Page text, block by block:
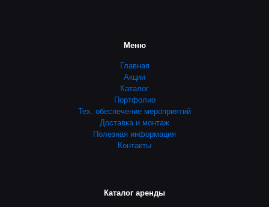
Меню
Главная
Акции
Каталог
Портфолио
Тех. обеспечение мероприятий
Доставка и монтаж
Полезная информация
Контакты
Каталог аренды